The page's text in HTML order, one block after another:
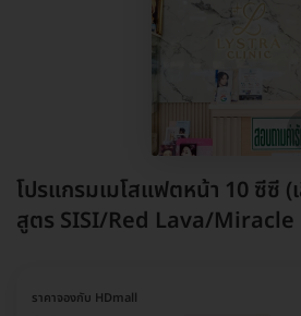
โปรแกรมเมโสแฟตหน้า 10 ซีซี (
สูตร SISI/Red Lava/Miracle
ราคาจองกับ HDmall